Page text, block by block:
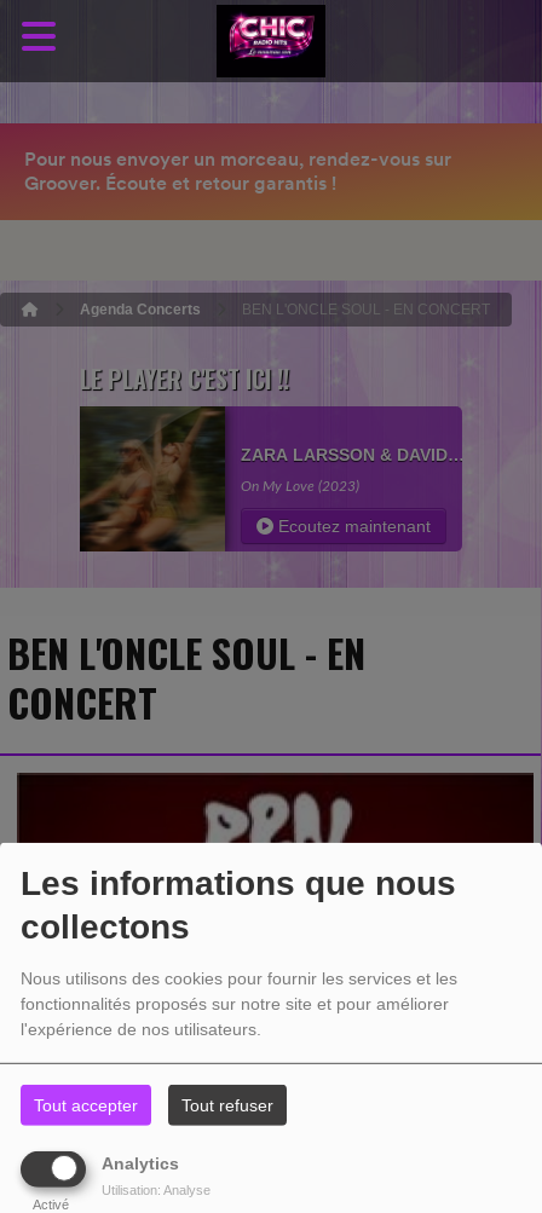
Les informations que nous
collectons
Nous utilisons des cookies pour fournir les services et les
fonctionnalités proposés sur notre site et pour améliorer
l'expérience de nos utilisateurs.
Tout accepter Tout refuser
Analytics
Activé
Utilisation: Analyse
Agenda Concerts BEN L'ONCLE SOUL - EN CONCERT
LE PLAYER C'EST ICI !!
ZARA LARSSON & DAVID
GUETTA
On My Love (2023)
Ecoutez maintenant
BEN L'ONCLE SOUL - EN
CONCERT